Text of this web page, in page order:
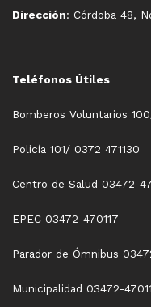
Dirección: Córdoba 48,
Teléfonos Útiles
Bomberos Voluntarios
Policía 101/ 0372 471130
Centro de Salud 03472-
EPEC 03472-470117
Parador de Ómnibus
Municipalidad 03472-